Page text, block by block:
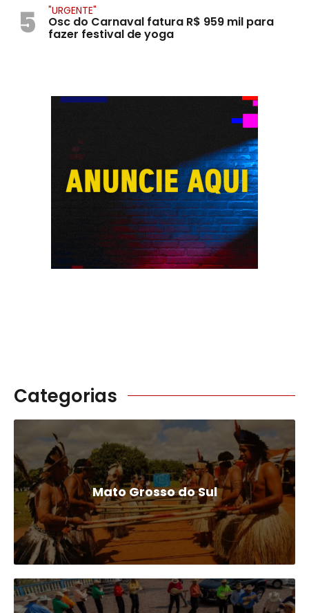
5 "URGENTE"
Osc do Carnaval fatura R$ 959 mil para
fazer festival de yoga
Categorias
Mato Grosso do Sul